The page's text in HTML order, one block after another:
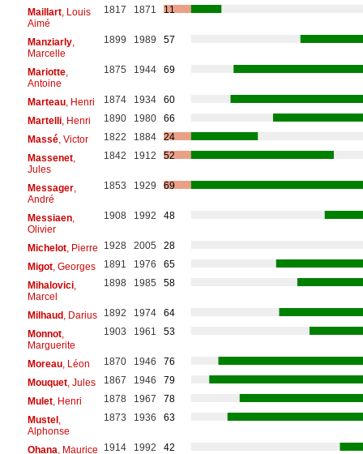
Maillart, Louis
Aimé
1817 1871 11
Manziarly,
Marcelle
1899 1989 57
Mariotte,
Antoine
1875 1944 69
Marteau, Henri 1874 1934
60
Martelli, Henri 1890 1980
66
Massé, Victor 1822 1884
24
Massenet,
Jules
1842 1912 52
Messager,
André
1853 1929 69
Messiaen,
Olivier
1908 1992 48
Michelot, Pierre 1928 2005
28
Migot, Georges 1891 1976
65
Mihalovici,
Marcel
1898 1985 58
Milhaud, Darius 1892 1974
64
Monnot,
Marguerite
1903 1961 53
Moreau, Léon 1870 1946
76
Mouquet, Jules 1867 1946
79
Mulet, Henri 1878 1967
78
Mustel,
Alphonse
1873 1936 63
Ohana , Maurice 1914 1992
42